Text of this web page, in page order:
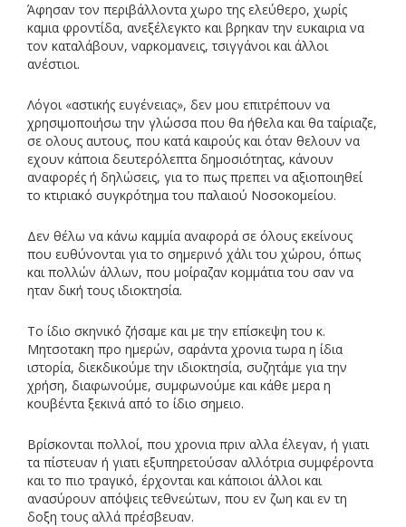
Άφησαν τον περιβάλλοντα χωρο της ελεύθερο, χωρίς
καμια φροντίδα, ανεξέλεγκτο και βρηκαν την ευκαιρια να
τον καταλάβουν, ναρκομανεις, τσιγγάνοι και άλλοι
ανέστιοι.
Λόγοι «αστικής ευγένειας», δεν μου επιτρέπουν να
χρησιμοποιήσω την γλώσσα που θα ήθελα και θα ταίριαζε,
σε ολους αυτους, που κατά καιρούς και όταν θελουν να
εχουν κάποια δευτερόλεπτα δημοσιότητας, κάνουν
αναφορές ή δηλώσεις, για το πως πρεπει να αξιοποιηθεί
το κτιριακό συγκρότημα του παλαιού Νοσοκομείου.
Δεν θέλω να κάνω καμμία αναφορά σε όλους εκείνους
που ευθύνονται για το σημερινό χάλι του χώρου, όπως
και πολλών άλλων, που μοίραζαν κομμάτια του σαν να
ηταν δική τους ιδιοκτησία.
Το ίδιο σκηνικό ζήσαμε και με την επίσκεψη του κ.
Μητσοτακη προ ημερών, σαράντα χρονια τωρα η ίδια
ιστορία, διεκδικούμε την ιδιοκτησία, συζητάμε για την
χρήση, διαφωνούμε, συμφωνούμε και κάθε μερα η
κουβέντα ξεκινά από το ίδιο σημειο.
Βρίσκονται πολλοί, που χρονια πριν αλλα έλεγαν, ή γιατι
τα πίστευαν ή γιατι εξυπηρετούσαν αλλότρια συμφέροντα
και το πιο τραγικό, έρχονται και κάποιοι άλλοι και
ανασύρουν απόψεις τεθνεώτων, που εν ζωη και εν τη
δοξη τους αλλά πρέσβευαν.